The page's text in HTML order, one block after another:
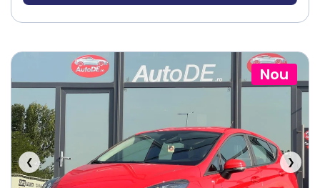
Nou
❮ ❯